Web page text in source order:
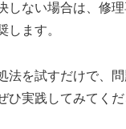
しない場合は、修
します。
法を試すだけで、
ひ実践してみてくだ